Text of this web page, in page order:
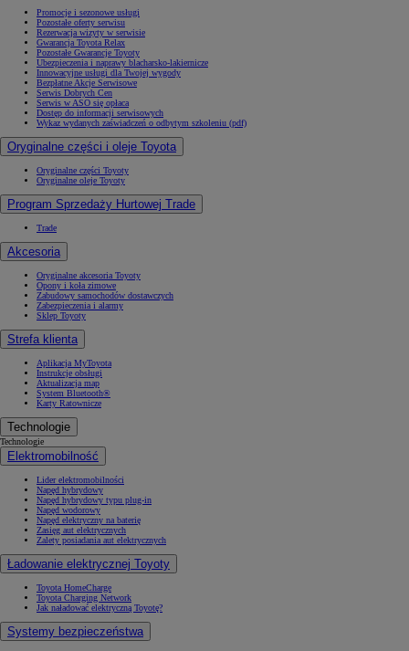
Promocje i sezonowe usługi
Pozostałe oferty serwisu
Rezerwacja wizyty w serwisie
Gwarancja Toyota Relax
Pozostałe Gwarancje Toyoty
Ubezpieczenia i naprawy blacharsko-lakiernicze
Innowacyjne usługi dla Twojej wygody
Bezpłatne Akcje Serwisowe
Serwis Dobrych Cen
Serwis w ASO się opłaca
Dostęp do informacji serwisowych
Wykaz wydanych zaświadczeń o odbytym szkoleniu (pdf)
Oryginalne części i oleje Toyota
Oryginalne części Toyoty
Oryginalne oleje Toyoty
Program Sprzedaży Hurtowej Trade
Trade
Akcesoria
Oryginalne akcesoria Toyoty
Opony i koła zimowe
Zabudowy samochodów dostawczych
Zabezpieczenia i alarmy
Sklep Toyoty
Strefa klienta
Aplikacja MyToyota
Instrukcje obsługi
Aktualizacja map
System Bluetooth®
Karty Ratownicze
Technologie
Technologie
Elektromobilność
Lider elektromobilności
Napęd hybrydowy
Napęd hybrydowy typu plug-in
Napęd wodorowy
Napęd elektryczny na baterię
Zasięg aut elektrycznych
Zalety posiadania aut elektrycznych
Ładowanie elektrycznej Toyoty
Toyota HomeCharge
Toyota Charging Network
Jak naładować elektryczną Toyotę?
Systemy bezpieczeństwa